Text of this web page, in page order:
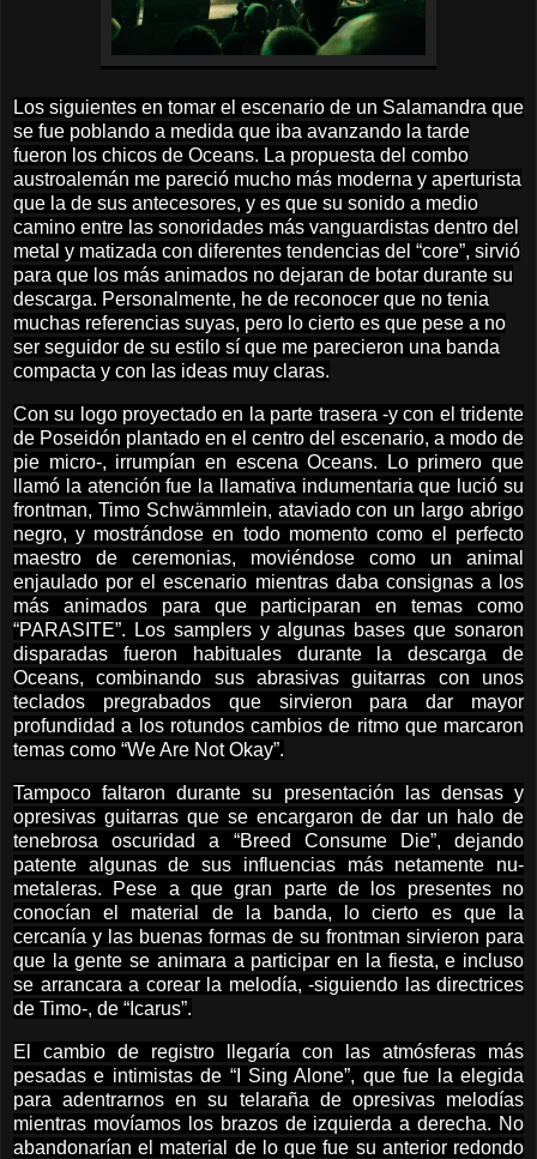
Los siguientes en tomar el escenario de un Salamandra que
se fue poblando a medida que iba avanzando la tarde
fueron los chicos de Oceans. La propuesta del combo
austroalemán me pareció mucho más moderna y aperturista
que la de sus antecesores, y es que su sonido a medio
camino entre las sonoridades más vanguardistas dentro del
metal y matizada con diferentes tendencias del “core”, sirvió
para que los más animados no dejaran de botar durante su
descarga. Personalmente, he de reconocer que no tenia
muchas referencias suyas, pero lo cierto es que pese a no
ser seguidor de su estilo sí que me parecieron una banda
compacta y con las ideas muy claras.
Con su logo proyectado en la parte trasera -y con el tridente
de Poseidón plantado en el centro del escenario, a modo de
pie micro-, irrumpían en escena Oceans. Lo primero que
llamó la atención fue la llamativa indumentaria que lució su
frontman, Timo Schwämmlein, ataviado con un largo abrigo
negro, y mostrándose en todo momento como el perfecto
maestro de ceremonias, moviéndose como un animal
enjaulado por el escenario mientras daba consignas a los
más animados para que participaran en temas como
“PARASITE”. Los samplers y algunas bases que sonaron
disparadas fueron habituales durante la descarga de
Oceans, combinando sus abrasivas guitarras con unos
teclados pregrabados que sirvieron para dar mayor
profundidad a los rotundos cambios de ritmo que marcaron
temas como “We Are Not Okay”.
Tampoco faltaron durante su presentación las densas y
opresivas guitarras que se encargaron de dar un halo de
tenebrosa oscuridad a “Breed Consume Die”, dejando
patente algunas de sus influencias más netamente nu-
metaleras. Pese a que gran parte de los presentes no
conocían el material de la banda, lo cierto es que la
cercanía y las buenas formas de su frontman sirvieron para
que la gente se animara a participar en la fiesta, e incluso
se arrancara a corear la melodía, -siguiendo las directrices
de Timo-, de “Icarus”.
El cambio de registro llegaría con las atmósferas más
pesadas e intimistas de “I Sing Alone”, que fue la elegida
para adentrarnos en su telaraña de opresivas melodías
mientras movíamos los brazos de izquierda a derecha. No
abandonarían el material de lo que fue su anterior redondo